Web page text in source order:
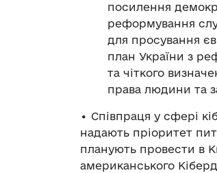
посилення
реформування
для просування
план України з
та чіткого
права людини та
• Співпраця у сфері
надають пріоритет
планують провести в
американського